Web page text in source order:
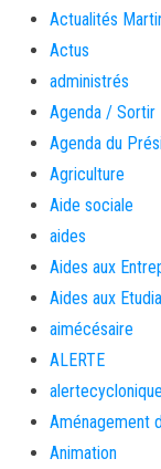
Actualités
Actus
administrés
Agenda / Sortir
Agenda du
Agriculture
Aide sociale
aides
Aides aux
Aides aux
aimécésaire
ALERTE
alertecyclonique
Aménagement
Animation